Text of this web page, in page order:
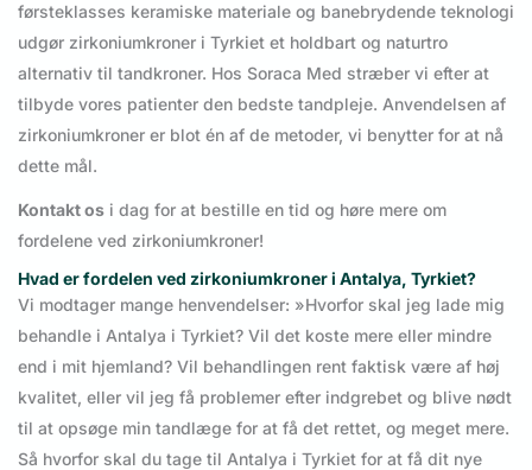
førsteklasses keramiske materiale og banebrydende teknologi
udgør zirkoniumkroner i Tyrkiet et holdbart og naturtro
alternativ til tandkroner. Hos Soraca Med stræber vi efter at
tilbyde vores patienter den bedste tandpleje. Anvendelsen af
zirkoniumkroner er blot én af de metoder, vi benytter for at nå
dette mål.
Kontakt os i dag for at bestille en tid og høre mere om
fordelene ved zirkoniumkroner!
Hvad er fordelen ved zirkoniumkroner i Antalya, Tyrkiet?
Vi modtager mange henvendelser: »Hvorfor skal jeg lade mig
behandle i Antalya i Tyrkiet? Vil det koste mere eller mindre
end i mit hjemland? Vil behandlingen rent faktisk være af høj
kvalitet, eller vil jeg få problemer efter indgrebet og blive nødt
til at opsøge min tandlæge for at få det rettet, og meget mere.
Så hvorfor skal du tage til Antalya i Tyrkiet for at få dit nye